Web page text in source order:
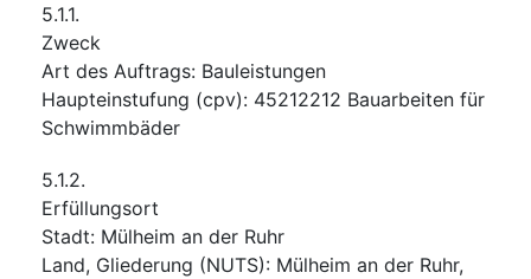
5.1.1.
Zweck
Art des Auftrags: Bauleistungen
Haupteinstufung (cpv): 45212212 Bauarbeiten für
Schwimmbäder
5.1.2.
Erfüllungsort
Stadt: Mülheim an der Ruhr
Land, Gliederung (NUTS): Mülheim an der Ruhr,